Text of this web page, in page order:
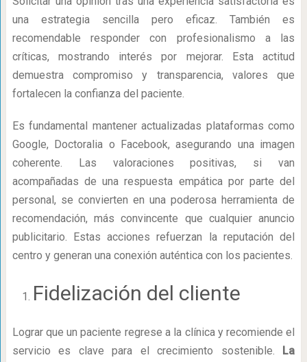
una estrategia sencilla pero eficaz. También es
recomendable responder con profesionalismo a las
críticas, mostrando interés por mejorar. Esta actitud
demuestra compromiso y transparencia, valores que
fortalecen la confianza del paciente.
Es fundamental mantener actualizadas plataformas como
Google, Doctoralia o Facebook, asegurando una imagen
coherente. Las valoraciones positivas, si van
acompañadas de una respuesta empática por parte del
personal, se convierten en una poderosa herramienta de
recomendación, más convincente que cualquier anuncio
publicitario. Estas acciones refuerzan la reputación del
centro y generan una conexión auténtica con los pacientes.
Fidelización del cliente
Lograr que un paciente regrese a la clínica y recomiende el
servicio es clave para el crecimiento sostenible. La